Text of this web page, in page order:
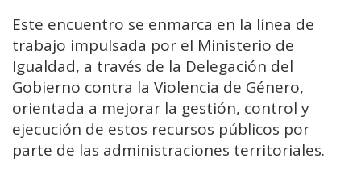
Este encuentro se enmarca en la línea de
trabajo impulsada por el Ministerio de
Igualdad, a través de la Delegación del
Gobierno contra la Violencia de Género,
orientada a mejorar la gestión, control y
ejecución de estos recursos públicos por
parte de las administraciones territoriales.